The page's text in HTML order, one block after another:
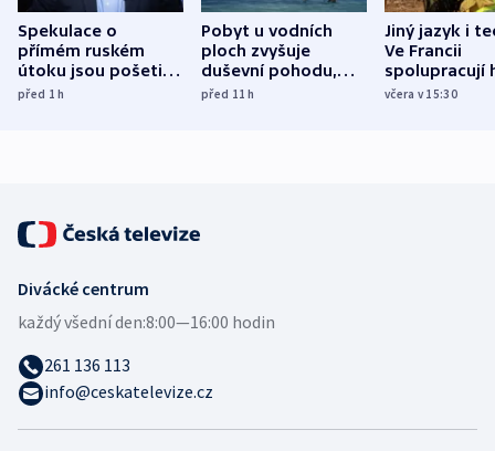
Spekulace o
přímém ruském
útoku jsou pošetilé,
míní estonský
před 1h
Pobyt u vodních
ploch zvyšuje
duševní pohodu,
ukázala
před 11h
Jiný jazyk i
Ve Francii
spolupracují
různých zemí
včera v 15:30
Divácké centrum
každý všední den:8:00—16:00 hodin
261 136 113
info@ceskatelevize.cz